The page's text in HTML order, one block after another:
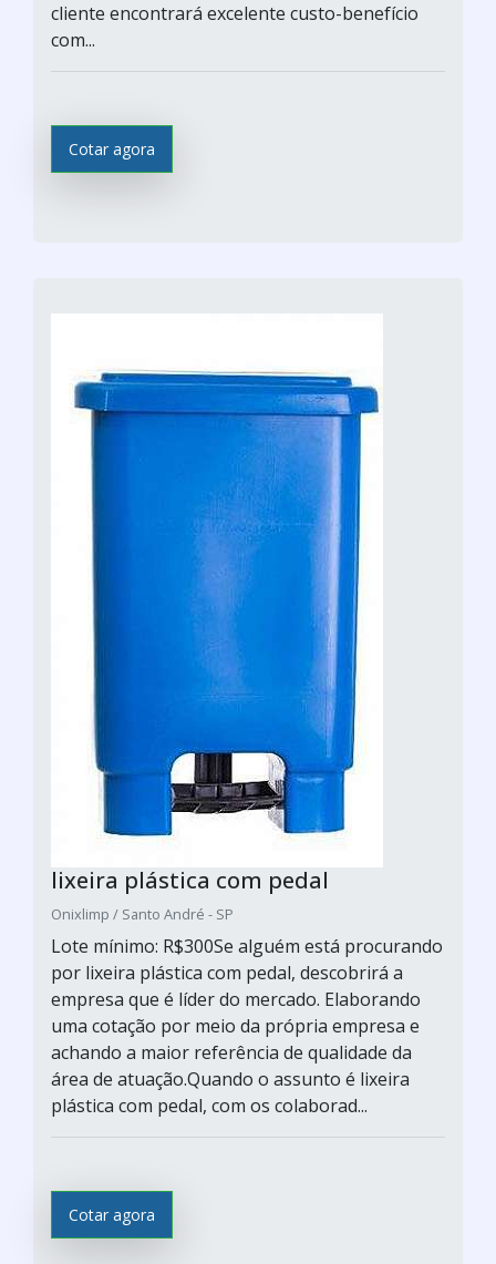
cliente encontrará excelente custo-benefício
com...
Cotar agora
lixeira plástica com pedal
Onixlimp / Santo André - SP
Lote mínimo: R$300Se alguém está procurando
por lixeira plástica com pedal, descobrirá a
empresa que é líder do mercado. Elaborando
uma cotação por meio da própria empresa e
achando a maior referência de qualidade da
área de atuação.Quando o assunto é lixeira
plástica com pedal, com os colaborad...
Cotar agora